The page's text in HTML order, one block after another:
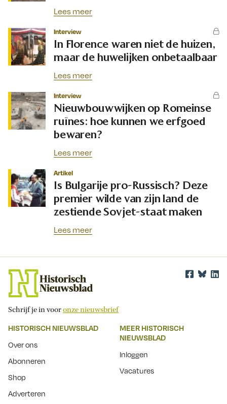
Lees meer
Interview
In Florence waren niet de huizen,
maar de huwelijken onbetaalbaar
Lees meer
Interview
Nieuwbouwwijken op Romeinse
ruïnes: hoe kunnen we erfgoed
bewaren?
Lees meer
Artikel
Is Bulgarije pro-Russisch? Deze
premier wilde van zijn land de
zestiende Sovjet-staat maken
Lees meer
Schrijf je in vooronze nieuwsbrief
HISTORISCH NIEUWSBLAD
Over ons
Abonneren
Shop
Adverteren
MEER HISTORISCH
NIEUWSBLAD
Inloggen
Vacatures